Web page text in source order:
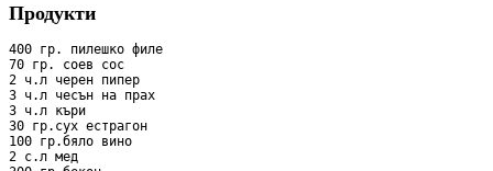
Продукти
400 гр. пилешко филе
70 гр. соев сос
2 ч.л черен пипер
3 ч.л чесън на прах
3 ч.л къри
30 гр.сух естрагон
100 гр.бяло вино
2 с.л мед